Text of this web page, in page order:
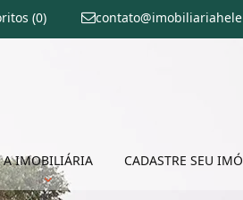
(0)
A IMOBILIÁRIA CADASTRE SEU